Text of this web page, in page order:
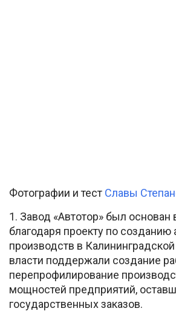
Фотографии и тест Славы
1. Завод «Автотор» был основан
благодаря проекту по
производств в
власти поддержали создание
перепрофилирование
мощностей предприятий,
государственных заказов.